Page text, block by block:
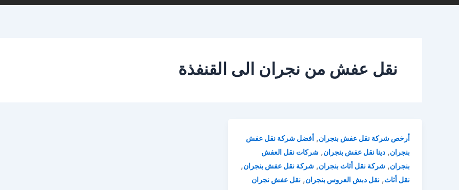
نقل عفش من نجران الى القنفذة
أرخص شركة نقل عفش بنجران, أفضل شركة نقل عفش
بنجران, دينا نقل عفش بنجران, شركات نقل العفش
بنجران, شركة نقل أثاث بنجران, شركة نقل عفش بنجران,
نقل أثاث, نقل دبش العروس بنجران, نقل عفش نجران